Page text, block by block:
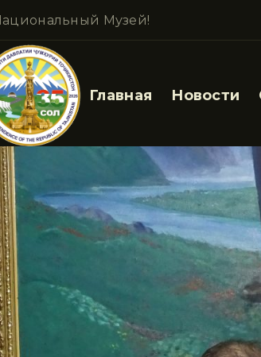
Музей!
Главная Новости